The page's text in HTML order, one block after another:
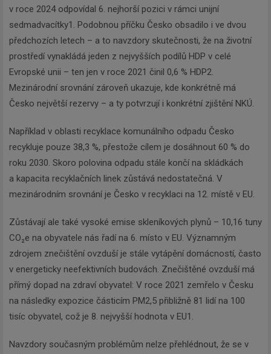
v roce 2024 odpovídal 6. nejhorší pozici v rámci unijní
sedmadvacítky1. Podobnou příčku Česko obsadilo i ve dvou
předchozích letech – a to navzdory skutečnosti, že na životní
prostředí vynakládá jeden z nejvyšších podílů HDP v celé
Evropské unii – ten jen v roce 2021 činil 0,6 % HDP2.
Mezinárodní srovnání zároveň ukazuje, kde konkrétně má
Česko největší rezervy – a ty potvrzují i konkrétní zjištění NKÚ.
Například v oblasti recyklace komunálního odpadu Česko
recykluje pouze 38,3 %, přestože cílem je dosáhnout 60 % do
roku 2030. Skoro polovina odpadu stále končí na skládkách
a kapacita recyklačních linek zůstává nedostatečná. V
mezinárodním srovnání je Česko v recyklaci na 12. místě v EU.
Zůstávají ale také vysoké emise skleníkových plynů – 10,16 tuny
CO₂e na obyvatele nás řadí na 6. místo v EU. Významným
zdrojem znečištění ovzduší je stále vytápění domácností, často
v energeticky neefektivních budovách. Znečištěné ovzduší má
přímý dopad na zdraví obyvatel: V roce 2021 zemřelo v Česku
na následky expozice částicím PM2,5 přibližně 81 lidí na 100
tisíc obyvatel, což je 8. nejvyšší hodnota v EU1.
Navzdory současným problémům nelze přehlédnout, že se v